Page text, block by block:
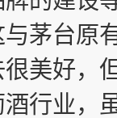
茅台原
好，
行业，